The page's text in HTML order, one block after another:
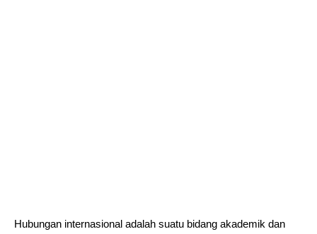
Hubungan internasional adalah suatu bidang akademik dan